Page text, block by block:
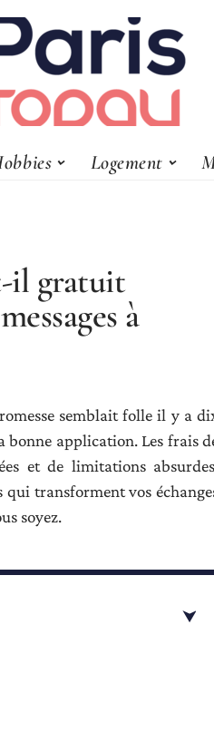
Logement
il gratuit
à
semblait folle il y a
bonne application. Les frais
et de limitations
transforment vos
soyez.